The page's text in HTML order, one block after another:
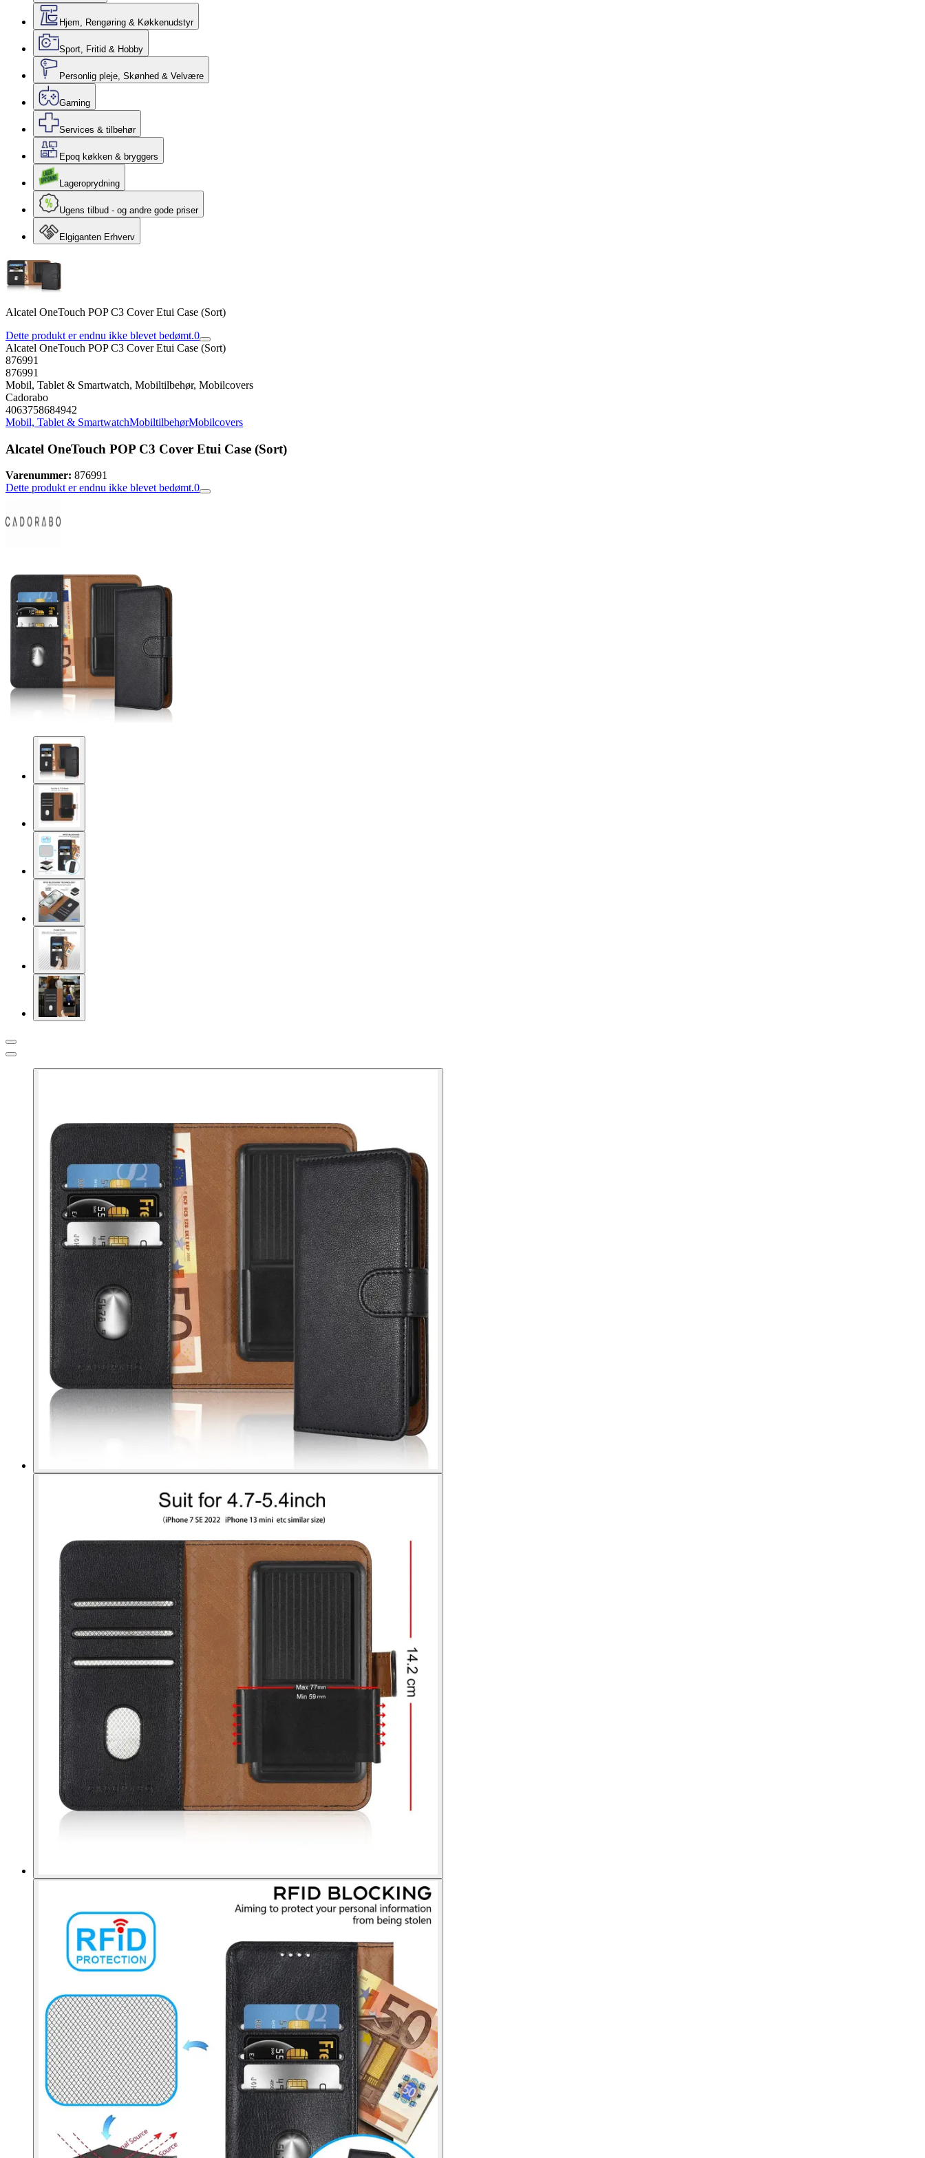
Hjem, Rengøring & Køkkenudstyr
Sport, Fritid & Hobby
Personlig pleje, Skønhed & Velvære
Gaming
Services & tilbehør
Epoq køkken & bryggers
Lageroprydning
Ugens tilbud - og andre gode priser
Elgiganten Erhverv
Alcatel OneTouch POP C3 Cover Etui Case (Sort)
Dette produkt er endnu ikke blevet bedømt.0
Alcatel OneTouch POP C3 Cover Etui Case (Sort)
876991
876991
Mobil, Tablet & Smartwatch, Mobiltilbehør, Mobilcovers
Cadorabo
4063758684942
Mobil, Tablet & SmartwatchMobiltilbehørMobilcovers
Alcatel OneTouch POP C3 Cover Etui Case (Sort)
Varenummer: 876991
Dette produkt er endnu ikke blevet bedømt.0